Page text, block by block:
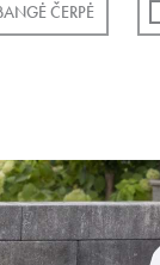
ČERPĖ